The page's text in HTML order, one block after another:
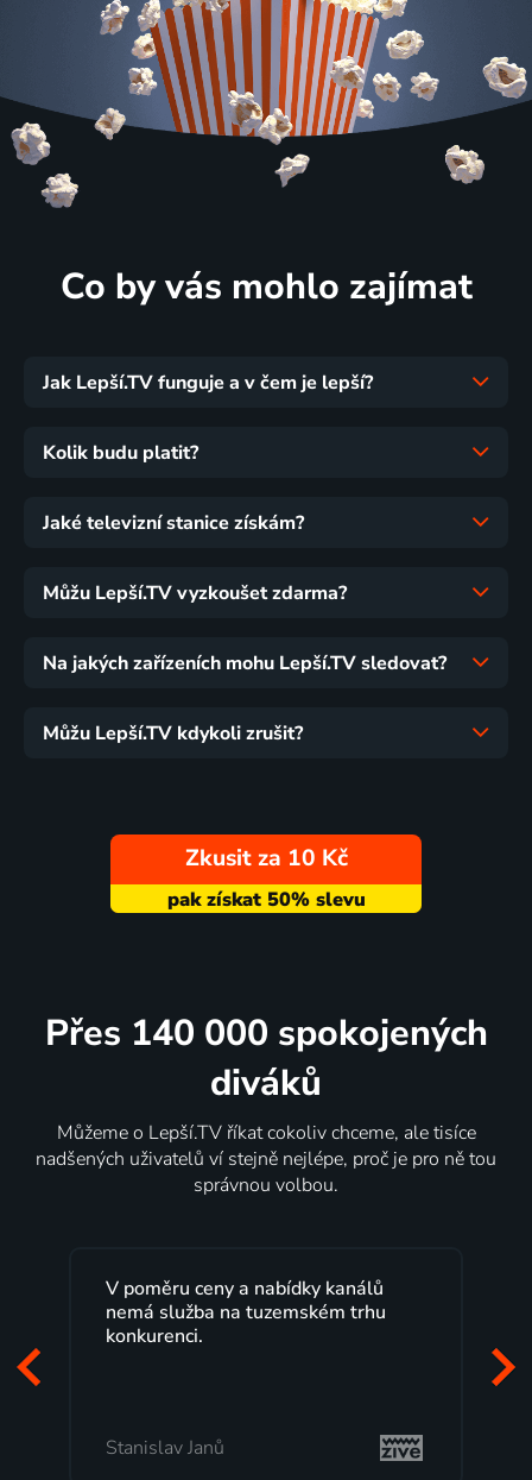
Co by vás mohlo zajímat
Jak Lepší.TV funguje a v čem je lepší?
Kolik budu platit?
Jaké televizní stanice získám?
Můžu Lepší.TV vyzkoušet zdarma?
Na jakých zařízeních mohu Lepší.TV sledovat?
Můžu Lepší.TV kdykoli zrušit?
Zkusit za 10 Kč
Přes 140 000 spokojených
diváků
Můžeme o Lepší.TV říkat cokoliv chceme, ale tisíce
nadšených uživatelů ví stejně nejlépe, proč je pro ně tou
správnou volbou.
Lepší.TV sleduji už několik let s
maximální spokojeností. Velký výběr
programů a nemuset běžet k TV na
Milada Tomešová